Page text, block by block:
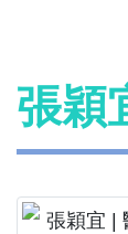
張穎